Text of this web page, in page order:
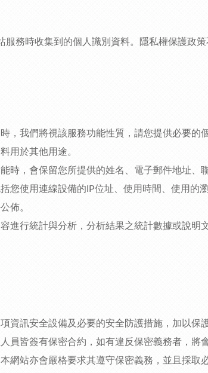
務時收集到的個人識別資料。隱私權保護政
，我們將視該服務功能性質，請您提供必要的
用於其他用途。
時，會保留您所提供的姓名、電子郵件地址、
您使用連線設備的IP位址、使用時間、使用的
佈。
進行統計與分析，分析結果之統計數據或說明
資訊安全設備及必要的安全防護措施，加以保
員皆簽有保密合約，如有違反保密義務者，將
網站亦會嚴格要求其遵守保密義務，並且採取